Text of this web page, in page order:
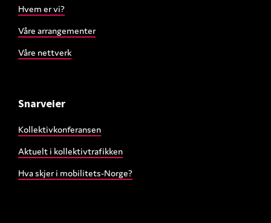
Hvem er vi?
Våre arrangementer
Våre nettverk
Snarveier
Kollektivkonferansen
Aktuelt i kollektivtrafikken
Hva skjer i mobilitets-Norge?